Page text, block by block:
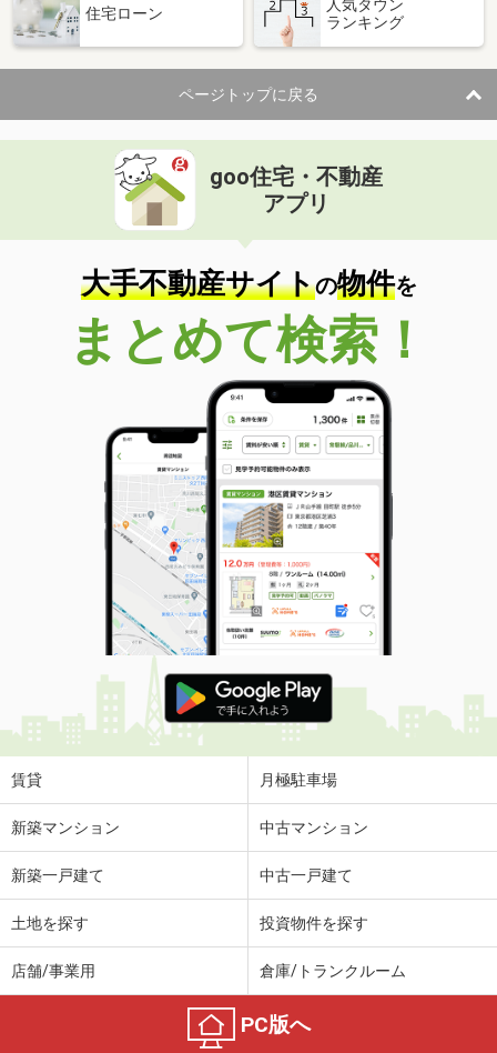
住宅ローン
人気タウン
ランキング
ページトップに戻る
goo住宅・不動産
アプリ
大手不動産サイトの物件を
まとめて検索！
賃貸 月極駐車場
新築マンション 中古マンション
新築一戸建て 中古一戸建て
土地を探す 投資物件を探す
店舗/事業用 倉庫/トランクルーム
PC版へ